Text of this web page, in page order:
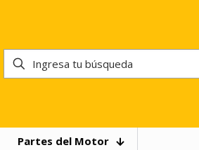
Partes del Motor